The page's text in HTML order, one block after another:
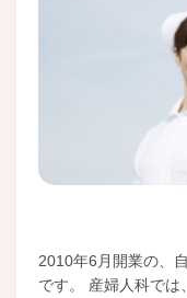
2010年6月開業の、
です。 産婦人科では